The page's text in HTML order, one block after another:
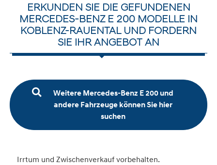
ERKUNDEN SIE DIE GEFUNDENEN
MERCEDES-BENZ E 200 MODELLE IN
KOBLENZ-RAUENTAL UND FORDERN
SIE IHR ANGEBOT AN
Weitere Mercedes-Benz E 200 und
andere Fahrzeuge können Sie hier
suchen
Irrtum und Zwischenverkauf vorbehalten.